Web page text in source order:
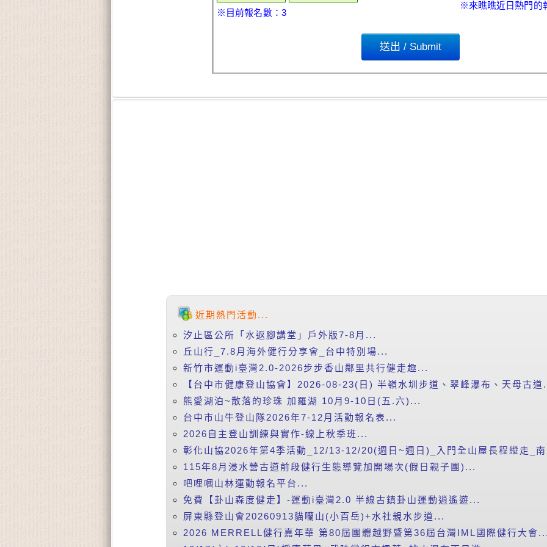
※目前報名數：3
※來瞧瞧近日熱門的
近期熱門活動...
汐止區公所「水返腳講堂」戶外版7-8月...
丘山行_7.8月海外健行分享會_台中特別場...
新竹市運動i臺灣2.0-2026步步香山鄰里共行健走趣...
【台中市健康登山協會】2026-08-23(日) 半嶺水圳步道、翠峰瀑布、天母古
熊愛湖泊~散落的珍珠 加羅湖 10月9-10日(五.六)...
台中市山牛登山隊2026年7-12月活動報名表...
2026自主登山訓練與實作-線上秋季班...
彰化山協2026年第4季活動_12/13-12/20(週日~週日)_入門全山屋長程縱走_
115年8月浸水營古道前段健行生態導覽加開場次(假日親子團)...
吧哩嘓山林運動報名平台...
免費【卦山森度健走】-運動i臺灣2.0 半線古鎮卦山運動逍遙遊...
屏東縣登山會20260913貓囒山(小百岳)+水社親水步道...
2026 MERRELL健行嘉年華 第80屆團體越野暨第36屆台灣IML國際健行大會